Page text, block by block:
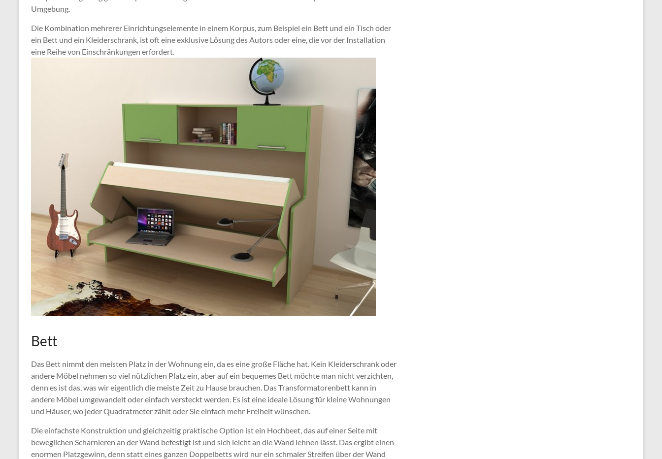
Umgebung.
Die Kombination mehrerer Einrichtungselemente in einem Korpus, zum Beispiel ein Bett und ein Tisch oder
ein Bett und ein Kleiderschrank, ist oft eine exklusive Lösung des Autors oder eine, die vor der Installation
eine Reihe von Einschränkungen erfordert.
Bett
Das Bett nimmt den meisten Platz in der Wohnung ein, da es eine große Fläche hat. Kein Kleiderschrank oder
andere Möbel nehmen so viel nützlichen Platz ein, aber auf ein bequemes Bett möchte man nicht verzichten,
denn es ist das, was wir eigentlich die meiste Zeit zu Hause brauchen. Das Transformatorenbett kann in
andere Möbel umgewandelt oder einfach versteckt werden. Es ist eine ideale Lösung für kleine Wohnungen
und Häuser, wo jeder Quadratmeter zählt oder Sie einfach mehr Freiheit wünschen.
Die einfachste Konstruktion und gleichzeitig praktische Option ist ein Hochbeet, das auf einer Seite mit
beweglichen Scharnieren an der Wand befestigt ist und sich leicht an die Wand lehnen lässt. Das ergibt einen
enormen Platzgewinn, denn statt eines ganzen Doppelbetts wird nur ein schmaler Streifen über der Wand